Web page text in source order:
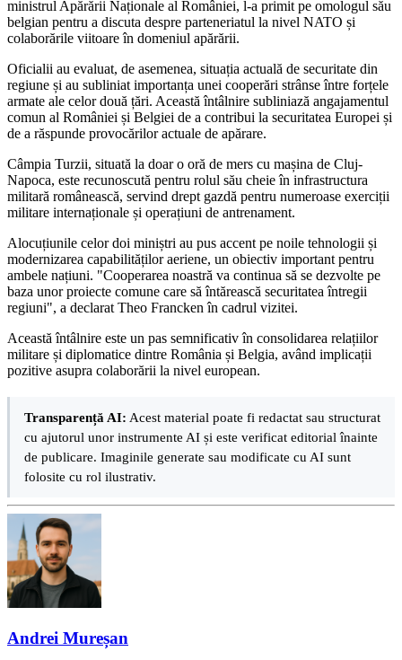
ministrul Apărării Naționale al României, l-a primit pe omologul său
belgian pentru a discuta despre parteneriatul la nivel NATO și
colaborările viitoare în domeniul apărării.
Oficialii au evaluat, de asemenea, situația actuală de securitate din
regiune și au subliniat importanța unei cooperări strânse între forțele
armate ale celor două țări. Această întâlnire subliniază angajamentul
comun al României și Belgiei de a contribui la securitatea Europei și
de a răspunde provocărilor actuale de apărare.
Câmpia Turzii, situată la doar o oră de mers cu mașina de Cluj-
Napoca, este recunoscută pentru rolul său cheie în infrastructura
militară românească, servind drept gazdă pentru numeroase exerciții
militare internaționale și operațiuni de antrenament.
Alocuțiunile celor doi miniștri au pus accent pe noile tehnologii și
modernizarea capabilităților aeriene, un obiectiv important pentru
ambele națiuni. "Cooperarea noastră va continua să se dezvolte pe
baza unor proiecte comune care să întărească securitatea întregii
regiuni", a declarat Theo Francken în cadrul vizitei.
Această întâlnire este un pas semnificativ în consolidarea relațiilor
militare și diplomatice dintre România și Belgia, având implicații
pozitive asupra colaborării la nivel european.
Transparență AI: Acest material poate fi redactat sau structurat
cu ajutorul unor instrumente AI și este verificat editorial înainte
de publicare. Imaginile generate sau modificate cu AI sunt
folosite cu rol ilustrativ.
Andrei Mureșan